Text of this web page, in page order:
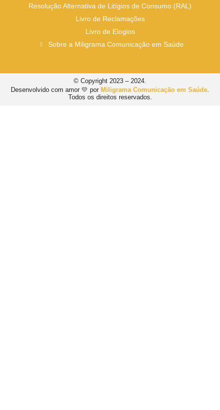
Resolução Alternativa de Litígios de Consumo (RAL)
Livro de Reclamações
Livro de Elogios
Sobre a Miligrama Comunicação em Saúde
© Copyright 2023 – 2024.
Desenvolvido com amor 💛 por Miligrama Comunicação em Saúde
Todos os direitos reservados.